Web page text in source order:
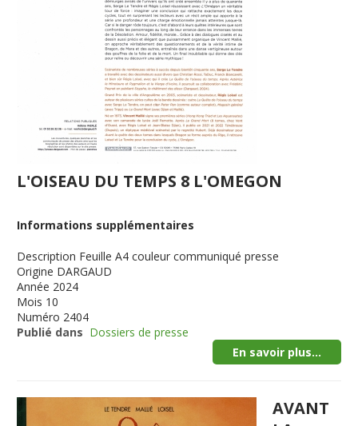
L'OISEAU DU TEMPS 8 L'OMEGON
Informations supplémentaires
Description Feuille A4 couleur communiqué presse
Origine DARGAUD
Année 2024
Mois 10
Numéro 2404
Publié dans Dossiers de presse
En savoir plus...
AVANT